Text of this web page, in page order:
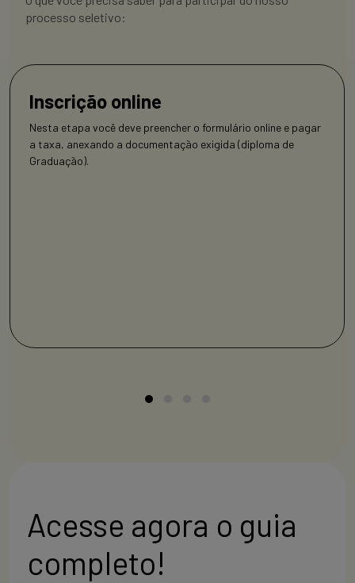
processo seletivo:
Inscrição online
Nesta etapa você deve preencher o formulário online e pagar
a taxa, anexando a documentação exigida (diploma de
Graduação).
Acesse agora o guia
completo!